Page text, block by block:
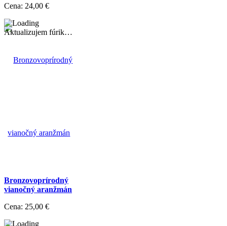
Cena: 24,00 €
Aktualizujem fúrik…
Bronzovoprírodný
vianočný aranžmán
Cena: 25,00 €